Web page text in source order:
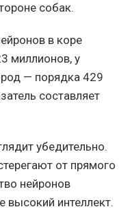
собак.
в коре
миллионов, у
— порядка 429
составляет
убедительно.
от прямого
нейронов
высокий интеллект.